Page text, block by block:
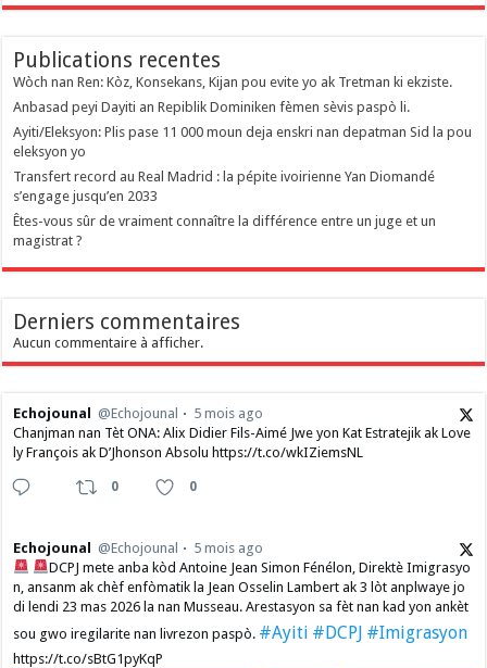
Publications recentes
Wòch nan Ren: Kòz, Konsekans, Kijan pou evite yo ak Tretman ki ekziste.
Anbasad peyi Dayiti an Repiblik Dominiken fèmen sèvis paspò li.
Ayiti/Eleksyon: Plis pase 11 000 moun deja enskri nan depatman Sid la pou
eleksyon yo
Transfert record au Real Madrid : la pépite ivoirienne Yan Diomandé
s’engage jusqu’en 2033
Êtes-vous sûr de vraiment connaître la différence entre un juge et un
magistrat ?
Derniers commentaires
Aucun commentaire à afficher.
Echojounal @Echojounal
5 mois ago
Chanjman nan Tèt ONA: Alix Didier Fils-Aimé Jwe yon Kat Estratejik ak Love
ly François ak D’Jhonson Absolu https://t.co/wkIZiemsNL
0 0
Echojounal @Echojounal
5 mois ago
DCPJ mete anba kòd Antoine Jean Simon Fénélon, Direktè Imigrasyo
n, ansanm ak chèf enfòmatik la Jean Osselin Lambert ak 3 lòt anplwaye jo
di lendi 23 mas 2026 la nan Musseau. Arestasyon sa fèt nan kad yon ankèt
sou gwo iregilarite nan livrezon paspò. #Ayiti #DCPJ #Imigrasyon
https://t.co/sBtG1pyKqP